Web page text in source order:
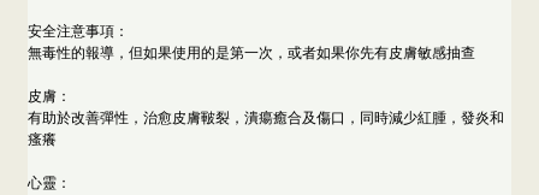
安全注意事項：
無毒性的報導，但如果使用的是第一次，或者如果你先有皮膚敏感抽查
皮膚：
有助於改善彈性，治愈皮膚皸裂，潰瘍癒合及傷口，同時減少紅腫，發炎和
瘙癢
心靈：